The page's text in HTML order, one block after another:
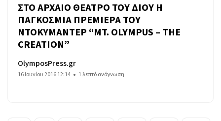
ΣΤΟ ΑΡΧΑΙΟ ΘΕΑΤΡΟ ΤΟΥ ΔΙΟΥ Η
ΠΑΓΚΟΣΜΙΑ ΠΡΕΜΙΕΡΑ ΤΟΥ
ΝΤΟΚΥΜΑΝΤΕΡ “MT. OLYMPUS – THE
CREATION”
OlymposPress.gr
16 Ιουνίου 2016 12:14 1 λεπτό ανάγνωση